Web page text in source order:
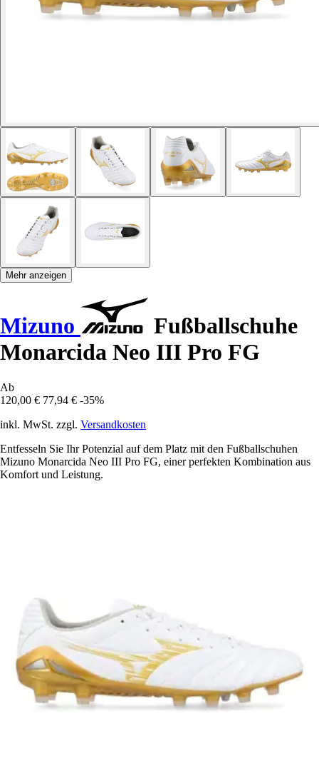
Mehr anzeigen
Mizuno
Fußballschuhe
Monarcida Neo III Pro FG
Ab
120,00 € 77,94 € -35%
inkl. MwSt. zzgl. Versandkosten
Entfesseln Sie Ihr Potenzial auf dem Platz mit den Fußballschuhen
Mizuno Monarcida Neo III Pro FG, einer perfekten Kombination aus
Komfort und Leistung.